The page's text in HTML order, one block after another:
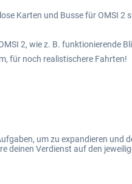
Karten und Busse für OMSI
2, wie z. B. funktionierende
für noch realistischere Fahrten!
um zu expandieren und
deinen Verdienst auf den